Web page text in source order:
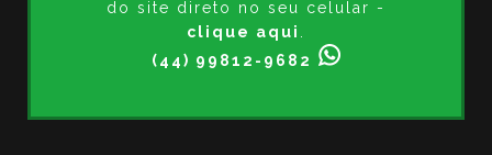
do site direto no seu celular -
clique aqui
(44) 99812-9682